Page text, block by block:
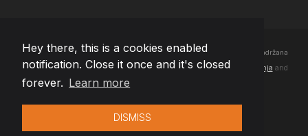
Hey there, this is a cookies enabled
notification. Close it once and it's closed
forever. Learn more
DISMISS
© Autorska prava 2026 Team Extension Bosnia Herzegovina - Sva prava zadržana
Changelog● Korišćenjem ove stranice slažete se sa našimPravila korištenja and
Politika privatnosti